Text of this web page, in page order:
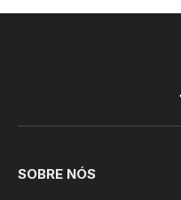
SOBRE NÓS